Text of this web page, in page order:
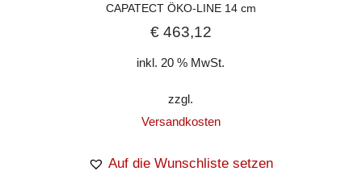
CAPATECT ÖKO-LINE 14 cm
€463,12
inkl. 20 % MwSt.
zzgl.
Versandkosten
Auf die Wunschliste setzen